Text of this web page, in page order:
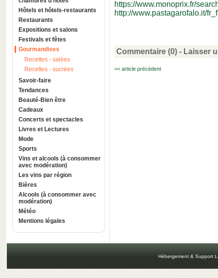
Hôtels et hôtels-restaurants
Restaurants
Expositions et salons
Festivals et fêtes
Gourmandises
Recettes - salées
Recettes - sucrées
Savoir-faire
Tendances
Beauté-Bien être
Cadeaux
Concerts et spectacles
Livres et Lectures
Mode
Sports
Vins et alcools (à consommer
avec modération)
Les vins par région
Bières
Alcools (à consommer avec
modération)
Météo
Mentions légales
https://www.monoprix.fr/
http://www.pastagarofalo.it/
Commentaire (0) - Laisser
<< article précédent
Hébergement & Support